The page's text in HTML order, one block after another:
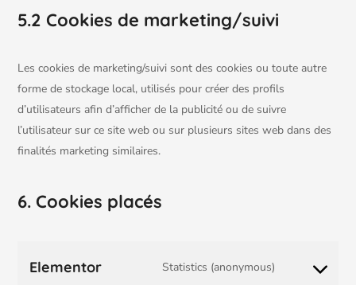
5.2 Cookies de marketing/suivi
Les cookies de marketing/suivi sont des cookies ou toute autre
forme de stockage local, utilisés pour créer des profils
d’utilisateurs afin d’afficher de la publicité ou de suivre
l’utilisateur sur ce site web ou sur plusieurs sites web dans des
finalités marketing similaires.
6. Cookies placés
Elementor Statistics (anonymous)